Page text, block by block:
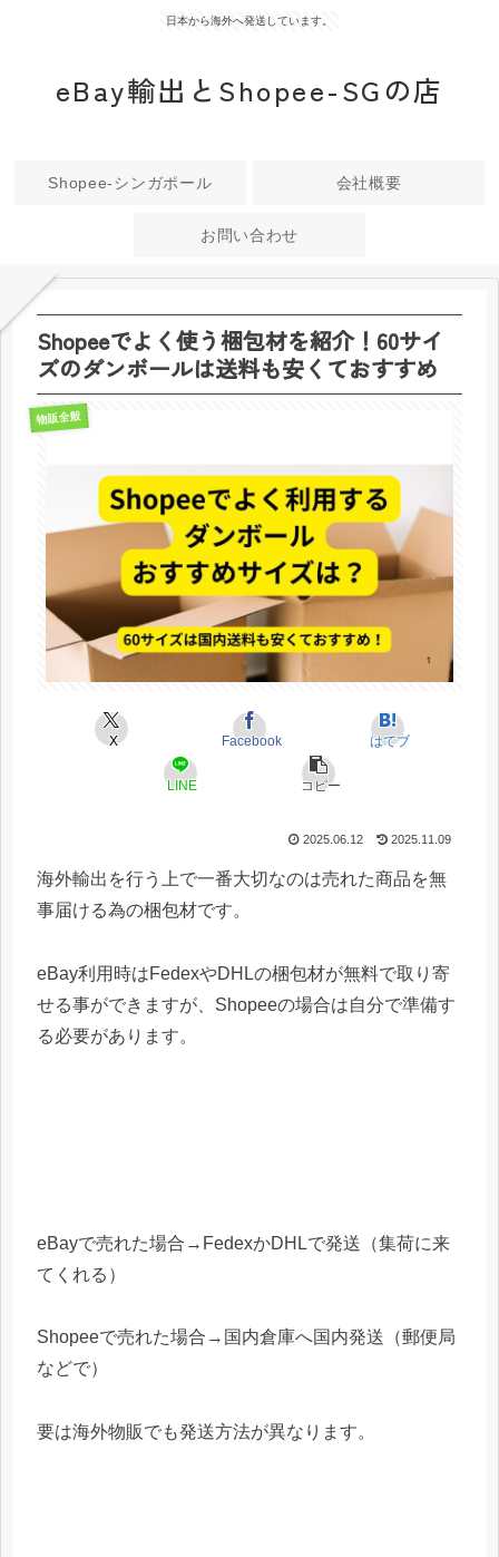
日本から海外へ発送しています。
eBay輸出とShopee-SGの店
Shopee-シンガポール 会社概要
お問い合わせ
Shopeeでよく使う梱包材を紹介！60サイ
ズのダンボールは送料も安くておすすめ
物販全般
X Facebook はてブ
LINE コピー
2025.06.12 2025.11.09
海外輸出を行う上で一番大切なのは売れた商品を無
事届ける為の梱包材です。
eBay利用時はFedexやDHLの梱包材が無料で取り寄
せる事ができますが、Shopeeの場合は自分で準備す
る必要があります。
eBayで売れた場合→FedexかDHLで発送（集荷に来
てくれる）
Shopeeで売れた場合→国内倉庫へ国内発送（郵便局
などで）
要は海外物販でも発送方法が異なります。